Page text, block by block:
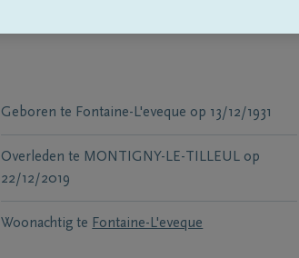
Geboren te Fontaine-L'eveque op 13/12/1931
Overleden te MONTIGNY-LE-TILLEUL op
22/12/2019
Woonachtig te Fontaine-L'eveque